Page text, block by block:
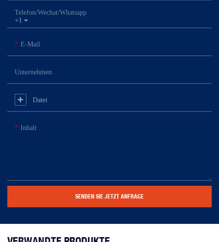
+1
Telefon/Wechat/Whatsapp
E-Mail
Unternehmen
Datei
Inhalt
SENDEN SIE JETZT ANFRAGE